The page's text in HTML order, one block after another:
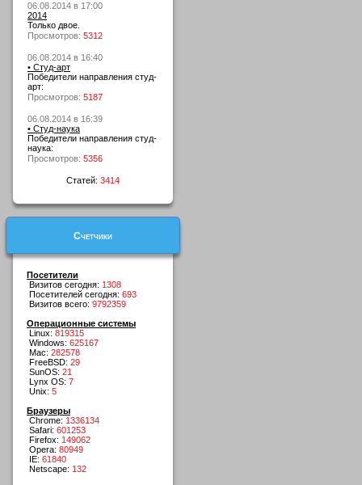
06.08.2014 в 17:00
2014
Только двое.
Просмотров: 5312
06.08.2014 в 16:40
• Студ-арт
Победители направления студ-
арт:
Просмотров: 5187
06.08.2014 в 16:39
• Студ-наука
Победители направления студ-
наука:
Просмотров: 5356
Статей: 3414
Счетчики
Посетители
Визитов сегодня: 1308
Посетителей сегодня: 693
Визитов всего: 9792359
Операционные системы
Linux: 819315
Windows: 625167
Mac: 282578
FreeBSD: 29
SunOS: 21
Lynx OS: 7
Unix: 5
Браузеры
Chrome: 1336134
Safari: 601253
Firefox: 149062
Opera: 80949
IE: 61840
Netscape: 132